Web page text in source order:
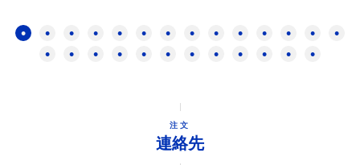
注文
連絡先